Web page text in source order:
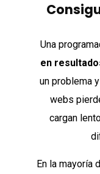
Una
en
un problema
webs
cargan
En la mayoría